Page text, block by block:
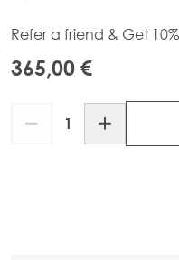
Refer a friend & Get
365,00 €